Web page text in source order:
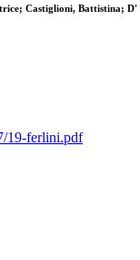
Castiglioni,
19-ferlini.pdf